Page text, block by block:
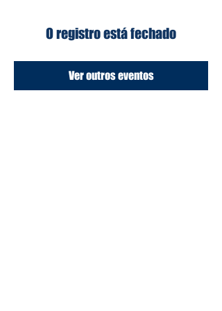
O registro está fechado
Ver outros eventos